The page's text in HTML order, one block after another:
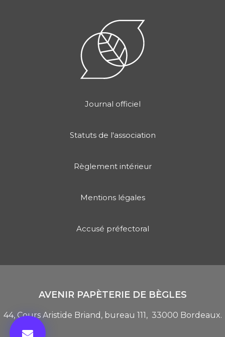
Journal officiel
Statuts de l'association
Règlement intérieur
Mentions légales
Accusé préfectoral
AVENIR PAPÈTERIE DE BÈGLES
44, Cours Aristide Briand, bureau 111, 33000 Bordeaux.